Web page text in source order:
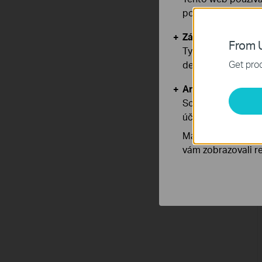
From
Get
používáním
Základní cookies
Tyto cookies jsou
deaktivovat.
Analytické a
Soubory cookie
účelem zlepšení
Marketingové
vám zobrazovali